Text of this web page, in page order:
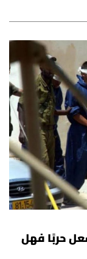
ملف أشعل حربًا فهل